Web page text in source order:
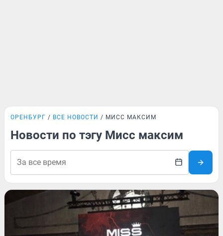
ОРЕНБУРГ ВСЕ НОВОСТИ МИСС МАКСИМ
Новости по тэгу Мисс максим